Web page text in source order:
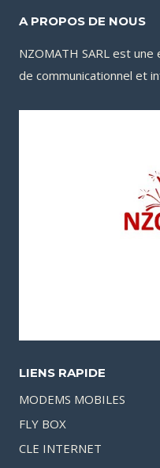
A PROPOS DE NOUS
NZOMATH SARL est
de communicationnel et
LIENS RAPIDE
MODEMS MOBILES
FLY BOX
CLE INTERNET